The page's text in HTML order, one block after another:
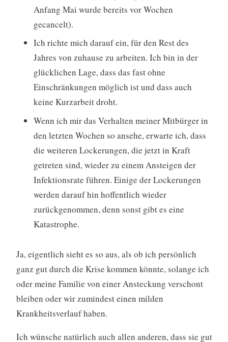
Anfang Mai wurde bereits vor Wochen
gecancelt).
Ich richte mich darauf ein, für den Rest des
Jahres von zuhause zu arbeiten. Ich bin in der
glücklichen Lage, dass das fast ohne
Einschränkungen möglich ist und dass auch
keine Kurzarbeit droht.
Wenn ich mir das Verhalten meiner Mitbürger in
den letzten Wochen so ansehe, erwarte ich, dass
die weiteren Lockerungen, die jetzt in Kraft
getreten sind, wieder zu einem Ansteigen der
Infektionsrate führen. Einige der Lockerungen
werden darauf hin hoffentlich wieder
zurückgenommen, denn sonst gibt es eine
Katastrophe.
Ja, eigentlich sieht es so aus, als ob ich persönlich
ganz gut durch die Krise kommen könnte, solange ich
oder meine Familie von einer Ansteckung verschont
bleiben oder wir zumindest einen milden
Krankheitsverlauf haben.
Ich wünsche natürlich auch allen anderen, dass sie gut